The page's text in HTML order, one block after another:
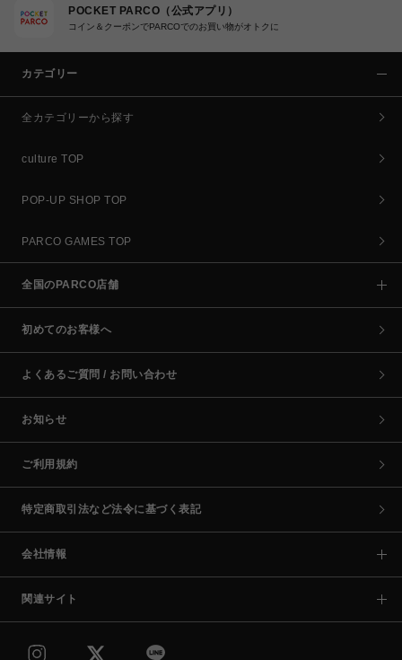
POCKET PARCO（公式アプリ）
コイン＆クーポンでPARCOでのお買い物がオトクに
カテゴリー
全カテゴリーから探す
culture TOP
POP-UP SHOP TOP
PARCO GAMES TOP
全国のPARCO店舗
初めてのお客様へ
よくあるご質問 / お問い合わせ
お知らせ
ご利用規約
特定商取引法など法令に基づく表記
会社情報
関連サイト